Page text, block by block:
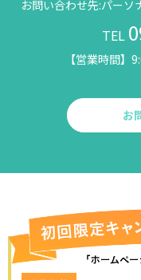
お問い合わせ先:パー
TEL
【営業時間
お